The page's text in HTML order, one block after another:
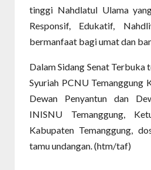
tinggi Nahdlatul Ulama
Responsif, Edukatif,
bermanfaat bagi umat dan
Dalam Sidang Senat Terbuka
Syuriah PCNU Temanggung
Dewan Penyantun dan
INISNU Temanggung,
Kabupaten Temanggung,
tamu undangan. (htm/taf)